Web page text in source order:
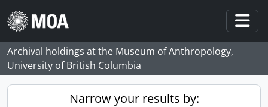
Skip to main content
Archival holdings at the Museum of Anthropology,
University of British Columbia
Narrow your results by: